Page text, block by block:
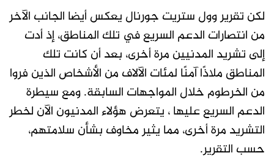
لكن تقرير وول ستريت جورنال يعكس أيضا الجانب الآخر
من انتصارات الدعم السريع في تلك المناطق، إذ أدت
إلى تشريد المدنيين مرة أخرى، بعد أن كانت تلك
المناطق ملاذًا آمنًا لمئات الآلاف من الأشخاص الذين فروا
من الخرطوم خلال المواجهات السابقة. ومع سيطرة
الدعم السريع عليها ، يتعرض هؤلاء المدنيون الآن لخطر
التشريد مرة أخرى، مما يثير مخاوف بشأن سلامتهم،
حسب التقرير.